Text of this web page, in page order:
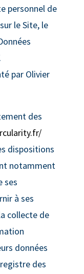
personnel de
le Site, le
par Olivier
des
dispositions
notamment
ses
à ses
collecte de
données
des